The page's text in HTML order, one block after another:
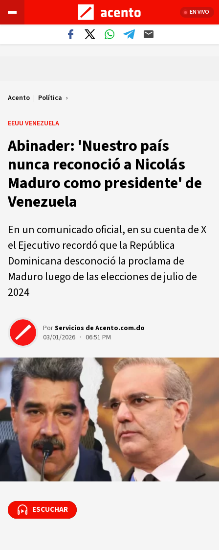
EN VIVO
Acento | Política
EEUU VENEZUELA
Abinader: 'Nuestro país
nunca reconoció a Nicolás
Maduro como presidente' de
Venezuela
En un comunicado oficial, en su cuenta de X
el Ejecutivo recordó que la República
Dominicana desconoció la proclama de
Maduro luego de las elecciones de julio de
2024
PorServicios de Acento.com.do
03/01/2026 · 06:51 PM
ESCUCHAR
ESCUCHAR